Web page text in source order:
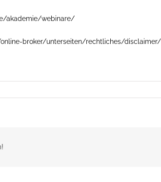
akademie/webinare/
broker/unterseiten/rechtliches/disclaimer/